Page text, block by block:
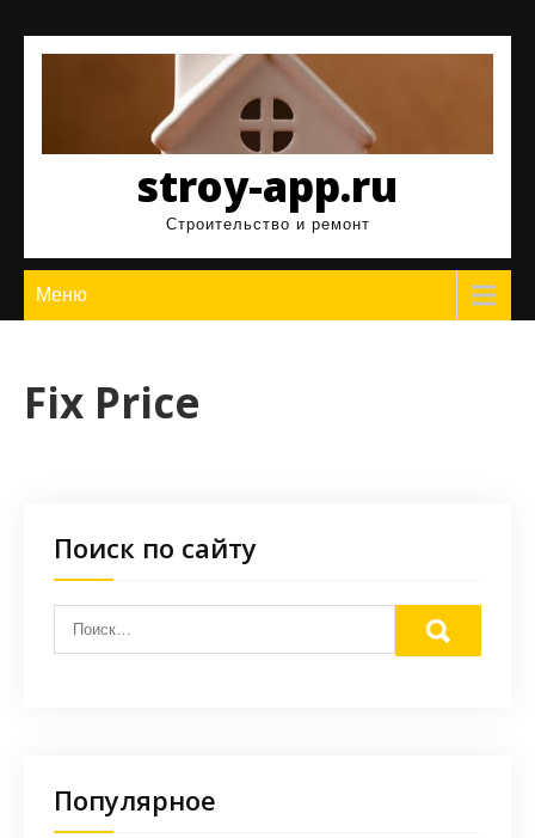
stroy-app.ru
Строительство и ремонт
Меню
Fix Price
Поиск по сайту
Популярное